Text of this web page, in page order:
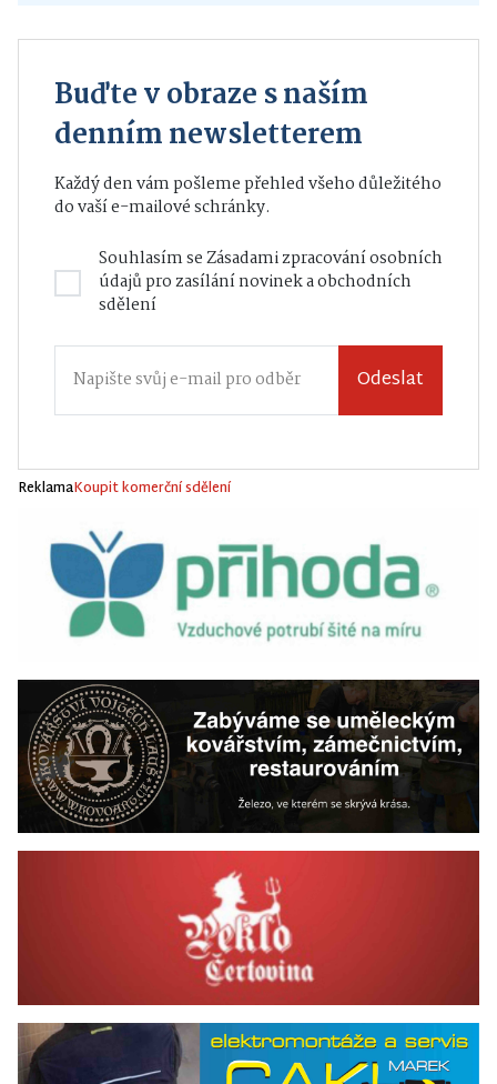
Buďte v obraze s naším
denním newsletterem
Každý den vám pošleme přehled všeho důležitého
do vaší e-mailové schránky.
Souhlasím seZásadami zpracování osobních
údajůpro zasílání novinek a obchodních
sdělení
Odeslat
ReklamaKoupit komerční sdělení